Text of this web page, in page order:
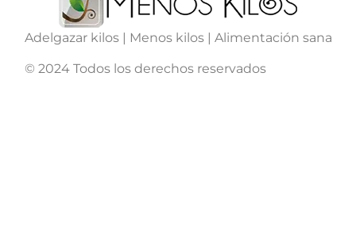
Adelgazar kilos | Menos kilos | Alimentación sana
© 2024 Todos los derechos reservados